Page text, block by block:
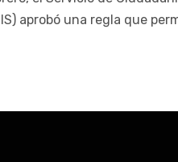
aprobó una regla que